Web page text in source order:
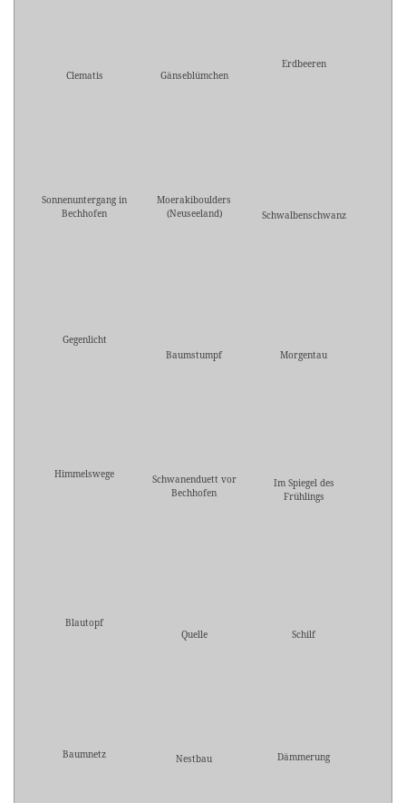
Clematis Gänseblümchen
Erdbeeren
Sonnenuntergang in
Bechhofen
Moerakiboulders
(Neuseeland)
Schwalbenschwanz
Gegenlicht
Baumstumpf
Morgentau
Himmelswege
Schwanenduett vor
Bechhofen
Im Spiegel des
Frühlings
Blautopf
Quelle
Schilf
Baumnetz Nestbau Dämmerung